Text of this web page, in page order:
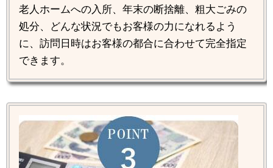
老人ホームへの入所、年末の断捨離、粗大ごみの
処分、どんな状況でもお客様の力になれるよう
に、訪問日時はお客様の都合に合わせて完全指定
できます。